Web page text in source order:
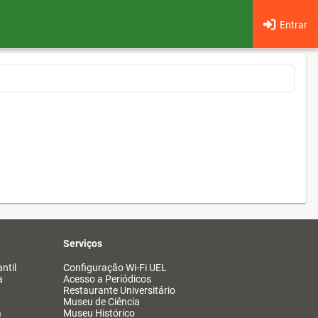
Entrar
Serviços
Configuração Wi-Fi UEL
Acesso a Periódicos
Restaurante Universitário
Museu de Ciência
Museu Histórico